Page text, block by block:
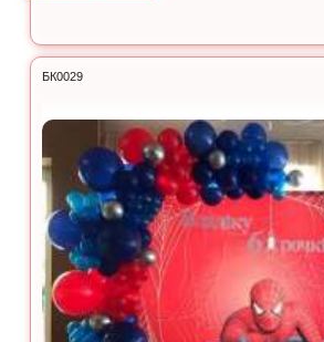
БК0029